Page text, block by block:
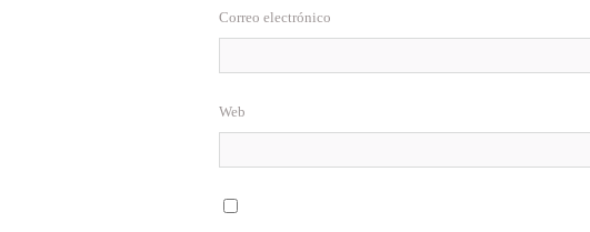
Correo electrónico
Web